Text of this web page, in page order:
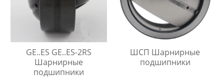
GE..ES GE..ES-2RS
Шарнирные
подшипники
ШСП Шарнирные
подшипники